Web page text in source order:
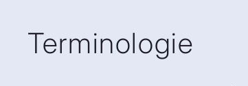
Terminologie